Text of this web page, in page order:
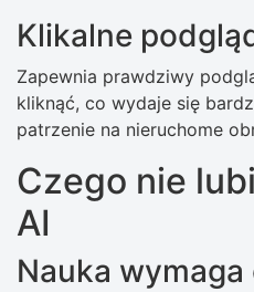
Klikalne
Zapewnia prawdziwy
kliknąć, co wydaje się
patrzenie na nieruchome
Czego nie
AI
Nauka wymaga